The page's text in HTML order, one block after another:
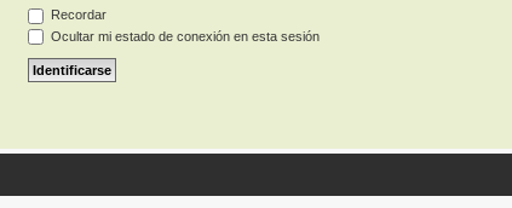
Recordar
Ocultar mi estado de conexión en esta sesión